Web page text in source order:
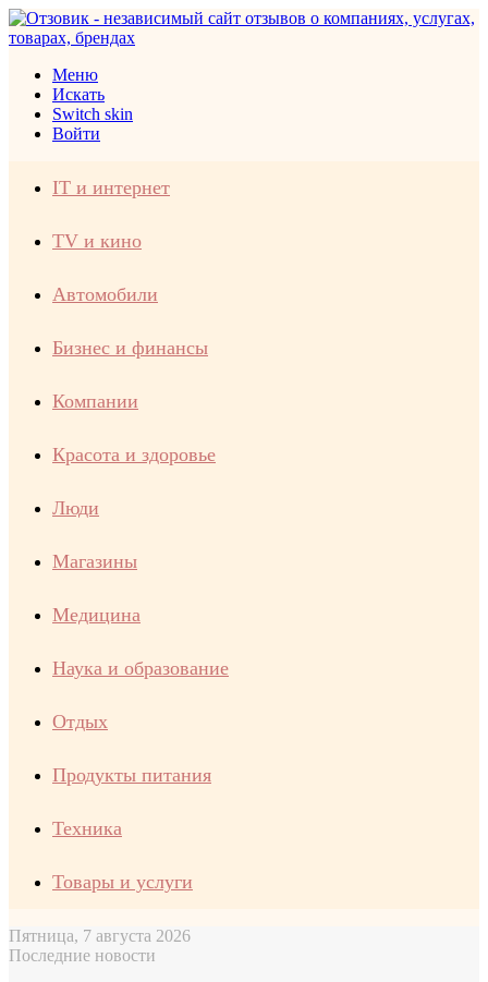
Меню
Искать
Switch skin
Войти
IT и интернет
TV и кино
Автомобили
Бизнес и финансы
Компании
Красота и здоровье
Люди
Магазины
Медицина
Наука и образование
Отдых
Продукты питания
Техника
Товары и услуги
Пятница, 7 августа 2026
Последние новости